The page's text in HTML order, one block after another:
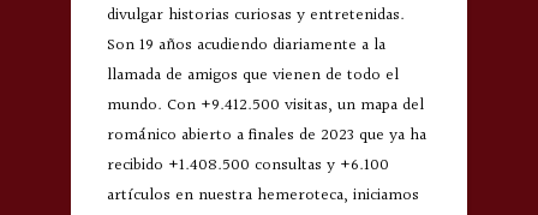
divulgar historias curiosas y entretenidas.
Son 19 años acudiendo diariamente a la
llamada de amigos que vienen de todo el
mundo. Con +9.412.500 visitas, un mapa del
románico abierto a finales de 2023 que ya ha
recibido +1.408.500 consultas y +6.100
artículos en nuestra hemeroteca, iniciamos